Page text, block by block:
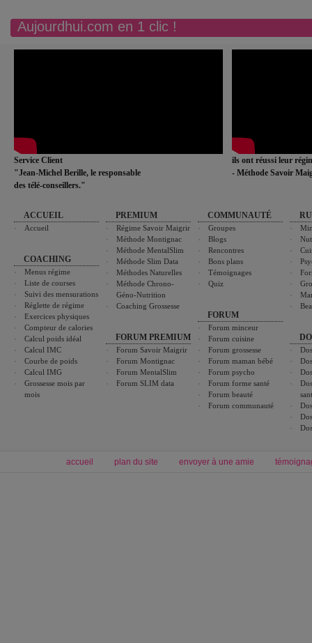
Aujourdhui.com en 1 clic !
Service Client
"Jean-Michel Berille, le responsable
des télé-conseillers."
ils ont réussi leur
- Méthode Savoir
ACCUEIL
Accueil
COACHING
Menus régime
Liste de courses
Suivi des mensurations
Réglette de régime
Exercices physiques
Compteur de calories
Calcul poids idéal
Calcul IMC
Courbe de poids
Calcul IMG
Grossesse mois par
mois
PREMIUM
Régime Savoir Maigrir
Méthode Montignac
Méthode MentalSlim
Méthode Slim Data
Méthodes Naturelles
Méthode Chrono-
Géno-Nutrition
Coaching Grossesse
FORUM PREMIUM
Forum Savoir Maigrir
Forum Montignac
Forum MentalSlim
Forum SLIM data
COMMUNAUTÉ
Groupes
Blogs
Rencontres
Bons plans
Témoignages
Quiz
FORUM
Forum minceur
Forum cuisine
Forum grossesse
Forum maman bébé
Forum psycho
Forum forme santé
Forum beauté
Forum communauté
accueil plan du site envoyer à une amie